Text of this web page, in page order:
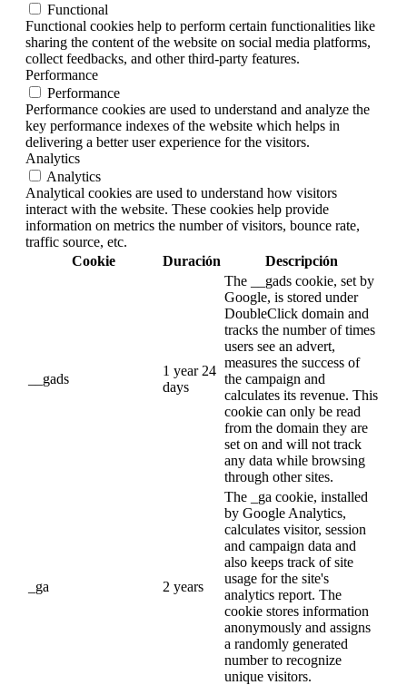
Functional
Functional cookies help to perform certain functionalities like
sharing the content of the website on social media platforms,
collect feedbacks, and other third-party features.
Performance
Performance
Performance cookies are used to understand and analyze the
key performance indexes of the website which helps in
delivering a better user experience for the visitors.
Analytics
Analytics
Analytical cookies are used to understand how visitors
interact with the website. These cookies help provide
information on metrics the number of visitors, bounce rate,
traffic source, etc.
Cookie
Duración Descripción
__gads
1 year 24
days
The __gads cookie, set by
Google, is stored under
DoubleClick domain and
tracks the number of times
users see an advert,
measures the success of
the campaign and
calculates its revenue. This
cookie can only be read
from the domain they are
set on and will not track
any data while browsing
through other sites.
_ga 2 years
The _ga cookie, installed
by Google Analytics,
calculates visitor, session
and campaign data and
also keeps track of site
usage for the site's
analytics report. The
cookie stores information
anonymously and assigns
a randomly generated
number to recognize
unique visitors.